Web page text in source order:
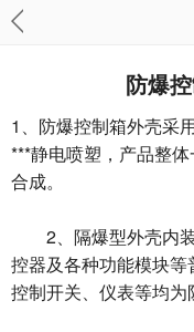
防爆
1、防爆控制箱外壳采
***静电喷塑，产品整
合成。
2、隔爆型外壳内装
控器及各种功能模块等
控制开关、仪表等均为